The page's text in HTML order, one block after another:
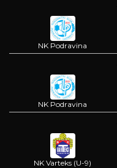
NK Podravina
NK Podravina
NK Varteks (U-9)